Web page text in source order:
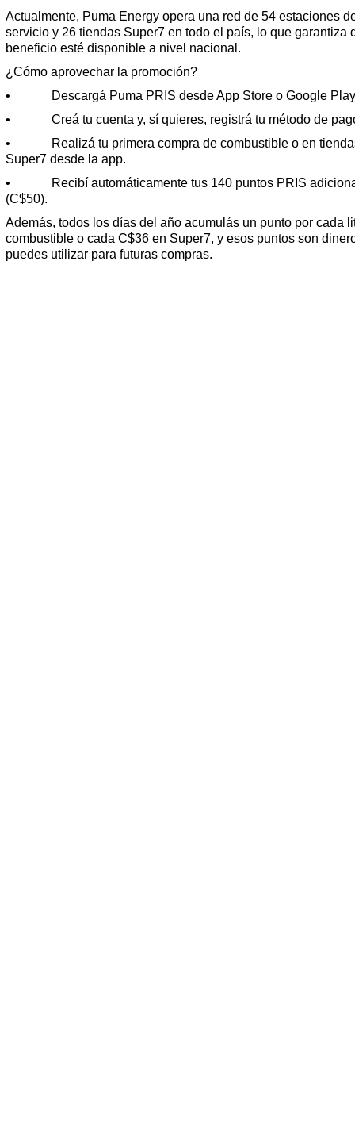
Actualmente, Puma Energy opera una red de 54 estaciones
servicio y 26 tiendas Super7 en todo el país, lo que garantiza
beneficio esté disponible a nivel nacional.
¿Cómo aprovechar la promoción?
• Descargá Puma PRIS desde App Store o Google
• Creá tu cuenta y, sí quieres, registrá tu método de
• Realizá tu primera compra de combustible o en
Super7 desde la app.
• Recibí automáticamente tus 140 puntos PRIS
(C$50).
Además, todos los días del año acumulás un punto por cada
combustible o cada C$36 en Super7, y esos puntos son
puedes utilizar para futuras compras.